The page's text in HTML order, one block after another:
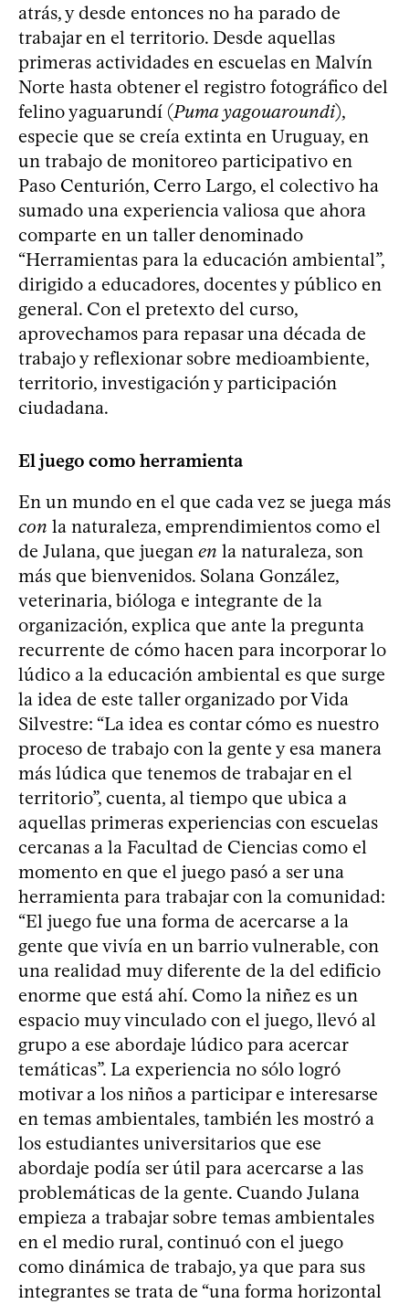
atrás, y desde entonces no ha parado de
trabajar en el territorio. Desde aquellas
primeras actividades en escuelas en Malvín
Norte hasta obtener el registro fotográfico del
felino yaguarundí (Puma yagouaroundi),
especie que se creía extinta en Uruguay, en
un trabajo de monitoreo participativo en
Paso Centurión, Cerro Largo, el colectivo ha
sumado una experiencia valiosa que ahora
comparte en un taller denominado
“Herramientas para la educación ambiental”,
dirigido a educadores, docentes y público en
general. Con el pretexto del curso,
aprovechamos para repasar una década de
trabajo y reflexionar sobre medioambiente,
territorio, investigación y participación
ciudadana.
El juego como herramienta
En un mundo en el que cada vez se juega más
con la naturaleza, emprendimientos como el
de Julana, que juegan en la naturaleza, son
más que bienvenidos. Solana González,
veterinaria, bióloga e integrante de la
organización, explica que ante la pregunta
recurrente de cómo hacen para incorporar lo
lúdico a la educación ambiental es que surge
la idea de este taller organizado por Vida
Silvestre: “La idea es contar cómo es nuestro
proceso de trabajo con la gente y esa manera
más lúdica que tenemos de trabajar en el
territorio”, cuenta, al tiempo que ubica a
aquellas primeras experiencias con escuelas
cercanas a la Facultad de Ciencias como el
momento en que el juego pasó a ser una
herramienta para trabajar con la comunidad:
“El juego fue una forma de acercarse a la
gente que vivía en un barrio vulnerable, con
una realidad muy diferente de la del edificio
enorme que está ahí. Como la niñez es un
espacio muy vinculado con el juego, llevó al
grupo a ese abordaje lúdico para acercar
temáticas”. La experiencia no sólo logró
motivar a los niños a participar e interesarse
en temas ambientales, también les mostró a
los estudiantes universitarios que ese
abordaje podía ser útil para acercarse a las
problemáticas de la gente. Cuando Julana
empieza a trabajar sobre temas ambientales
en el medio rural, continuó con el juego
como dinámica de trabajo, ya que para sus
integrantes se trata de “una forma horizontal